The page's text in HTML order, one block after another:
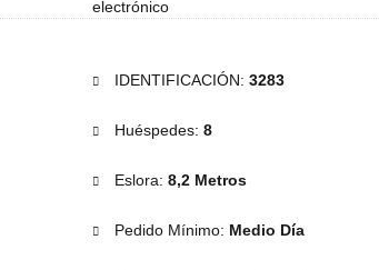
IDENTIFICACIÓN: 3283
Huéspedes: 8
Eslora: 8,2 Metros
Pedido Mínimo: Medio Día